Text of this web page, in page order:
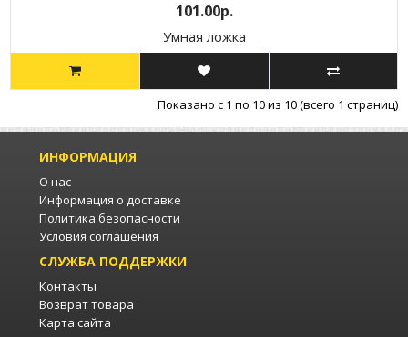
101.00р.
Умная ложка
Показано с 1 по 10 из 10 (всего 1 страниц)
ИНФОРМАЦИЯ
О нас
Информация о доставке
Политика безопасности
Условия соглашения
СЛУЖБА ПОДДЕРЖКИ
Контакты
Возврат товара
Карта сайта